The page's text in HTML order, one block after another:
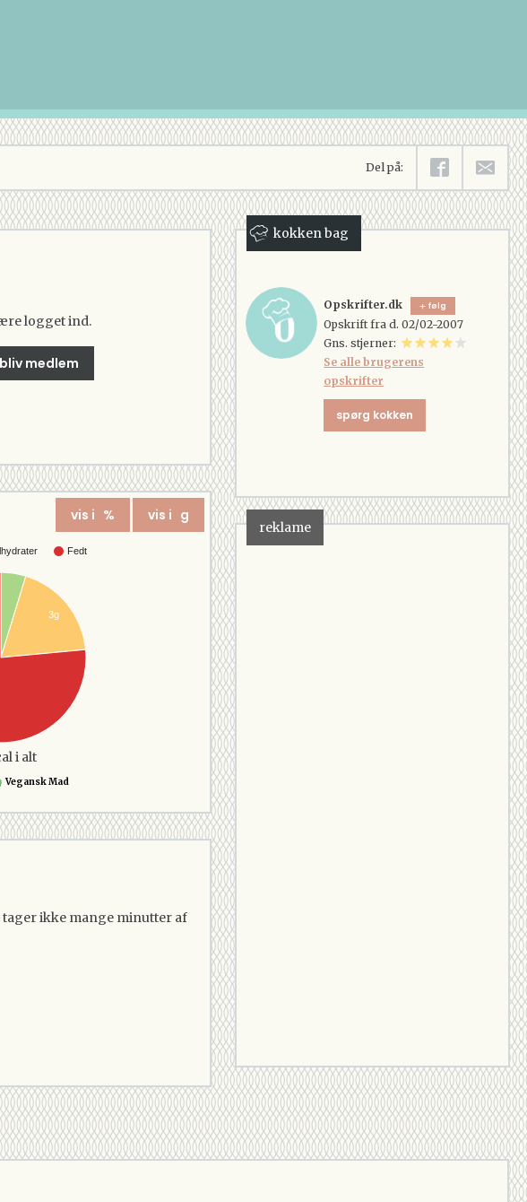
Del på:
logget ind.
bliv medlem
vis i % vis i g
Fedt
3g
i alt
Vegansk Mad
tager ikke mange minutter af
kokken bag
Opskrifter.dk følg
Opskrift fra d. 02/02-2007
Gns. stjerner:
Se alle brugerens
opskrifter
spørg kokken
reklame